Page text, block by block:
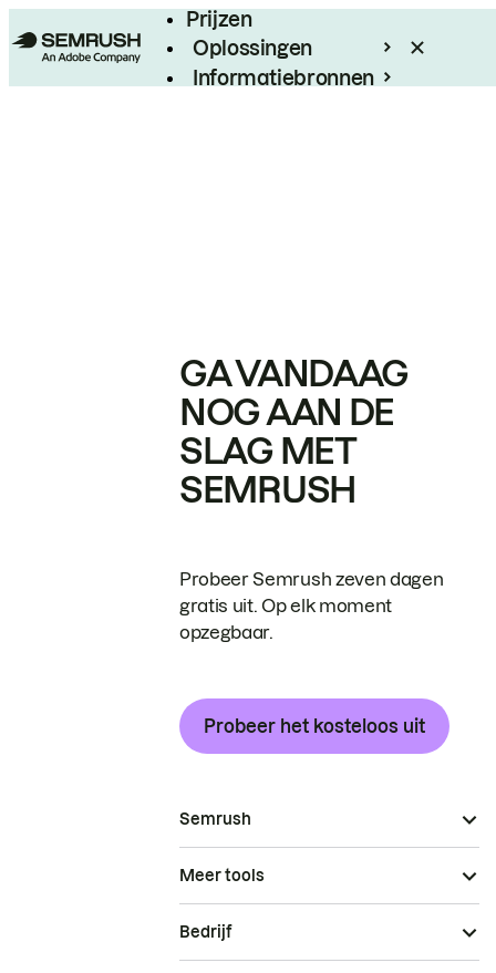
Prijzen
Oplossingen
Informatiebronnen
GA VANDAAG
NOG AAN DE
SLAG MET
SEMRUSH
Probeer Semrush zeven dagen
gratis uit. Op elk moment
opzegbaar.
Probeer het kosteloos uit
Semrush
Meer tools
Bedrijf